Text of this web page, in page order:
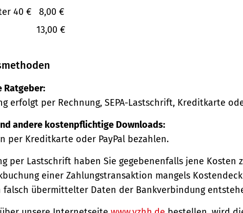
40 €
8,00 €
13,00 €
Ratgeber:
erfolgt per Rechnung, SEPA-Lastschrift, Kreditkarte
andere kostenpflichtige Downloads:
per Kreditkarte oder PayPal bezahlen.
per Lastschrift haben Sie gegebenenfalls jene Kosten
einer Zahlungstransaktion mangels
falsch übermittelter Daten der Bankverbindung